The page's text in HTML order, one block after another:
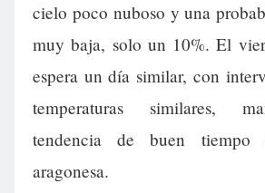
cielo poco nuboso y una
muy baja, solo un 10%. El
espera un día similar, con
temperaturas similares,
tendencia de buen
aragonesa.